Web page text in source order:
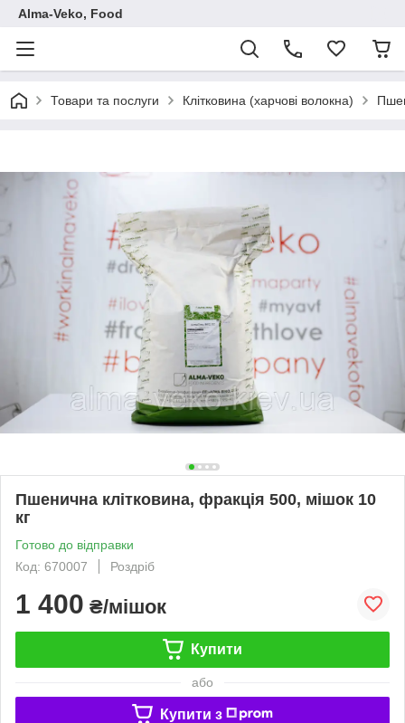
Аlma-Veko, Food
Товари та послуги Клітковина (харчові волокна)
Пшенична клітковина, фракція 500, мішок 10
кг
Готово до відправки
Код: 670007
Роздріб
1 400 ₴/мішок
Купити
або
Купити з